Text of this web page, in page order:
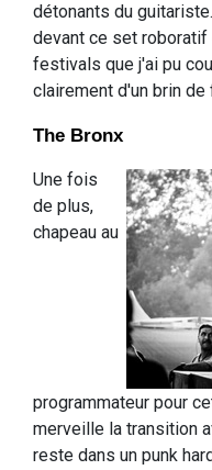
détonants du
devant ce set
festivals que j'ai pu
clairement d'un brin de
The Bronx
Une fois
de plus,
chapeau au
programmateur pour
merveille la transition
reste dans un punk